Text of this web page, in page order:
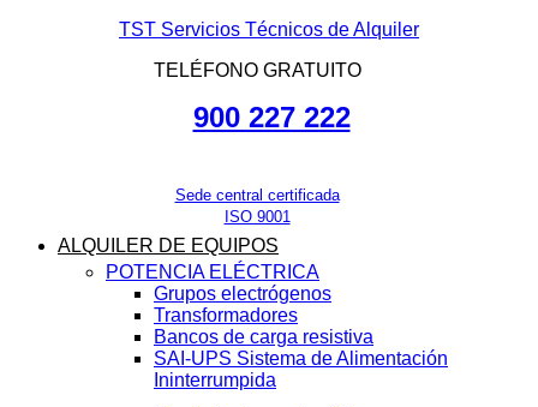
TST Servicios Técnicos de Alquiler
TELÉFONO GRATUITO
900 227 222
Sede central certificada
ISO 9001
ALQUILER DE EQUIPOS
POTENCIA ELÉCTRICA
Grupos electrógenos
Transformadores
Bancos de carga resistiva
SAI-UPS Sistema de Alimentación
Ininterrumpida